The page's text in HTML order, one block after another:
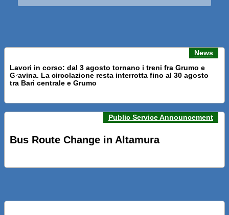
News
Lavori in corso: dal 3 agosto tornano i treni fra Grumo e
Gravina. La circolazione resta interrotta fino al 30 agosto
tra Bari centrale e Grumo
PRESENTATI A BARI NUOVI SERVIZI FALMAPS E LIVECHAT.
IL TUO BUS ED IL TUO TRENO
Previous news Next
Public Service Announcement
Bus Route Change in Altamura